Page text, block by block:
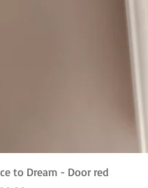
to Dream - Door red